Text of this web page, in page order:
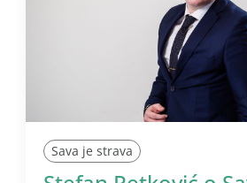
Sava je strava